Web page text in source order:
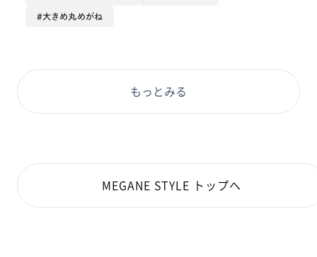
大きめ丸めがね
もっとみる
MEGANE STYLE トップへ